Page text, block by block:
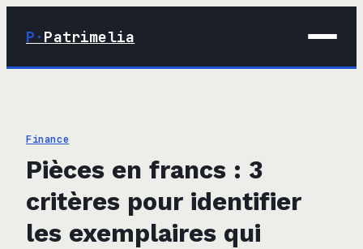
P· Patrimelia
03 · Immobilier
04 · Finance
Finance
Pièces en francs : 3
critères pour identifier
les exemplaires qui